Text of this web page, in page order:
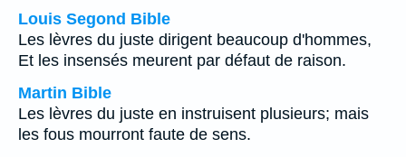
Louis Segond Bible
Les lèvres du juste dirigent beaucoup d'hommes,
Et les insensés meurent par défaut de raison.
Martin Bible
Les lèvres du juste en instruisent plusieurs; mais
les fous mourront faute de sens.